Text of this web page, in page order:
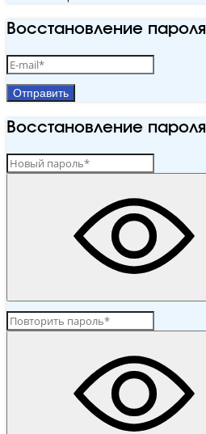
Восстановление пароля
Отправить
Восстановление пароля